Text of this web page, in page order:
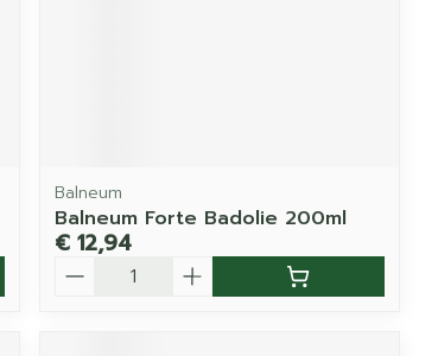
Balneum
Balneum Forte Badolie 200ml
€ 12,94